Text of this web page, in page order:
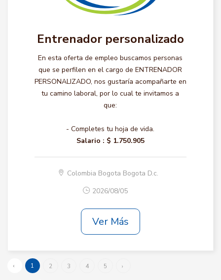
Entrenador personalizado
En esta oferta de empleo buscamos personas
que se perfilen en el cargo de ENTRENADOR
PERSONALIZADO, nos gustaría acompañarte en
tu camino laboral, por lo cual te invitamos a
que:
- Completes tu hoja de vida.
Salario : $ 1.750.905
Colombia Bogota Bogota D.c.
2026/08/05
Ver Más
‹ 1 2 3 4 5 ›